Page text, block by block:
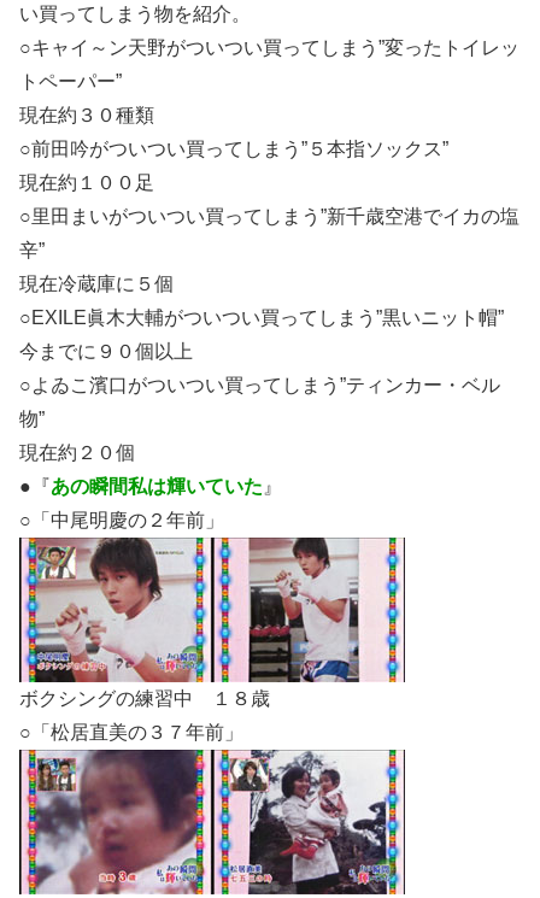
い買ってしまう物を紹介。
○キャイ～ン天野がついつい買ってしまう”変ったトイレッ
トペーパー”
現在約３０種類
○前田吟がついつい買ってしまう”５本指ソックス”
現在約１００足
○里田まいがついつい買ってしまう”新千歳空港でイカの塩
辛”
現在冷蔵庫に５個
○EXILE眞木大輔がついつい買ってしまう”黒いニット帽”
今までに９０個以上
○よゐこ濱口がついつい買ってしまう”ティンカー・ベル
物”
現在約２０個
●『あの瞬間私は輝いていた 』
○「中尾明慶の２年前」
ボクシングの練習中 １８歳
○「松居直美の３７年前」